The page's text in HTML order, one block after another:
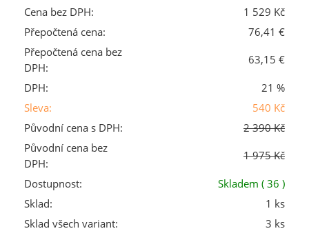
Cena bez DPH:
1 529 Kč
Přepočtená cena:
76,41 €
Přepočtená cena bez
DPH:
63,15 €
DPH:
21 %
Sleva:
540 Kč
Původní cena s DPH:
2 390 Kč
Původní cena bez
DPH:
1 975 Kč
Dostupnost:
Skladem ( 36 )
Sklad:
1 ks
Sklad všech variant:
3 ks